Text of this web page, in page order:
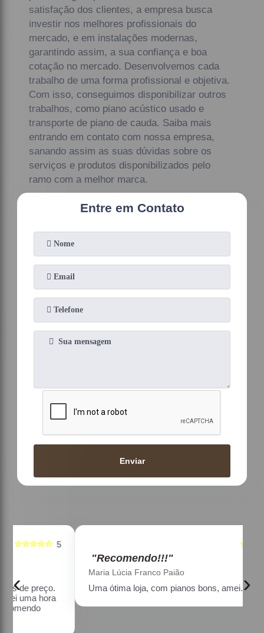
satisfação dos clientes, a empresa busca
investir nos melhores profissionais do
mercado, e em instalações modernas,
garantindo assim, a sua confiança e boa
cotação no mercado. Desenvolvemos cada
trabalho de uma forma profissional e objetiva.
Com isso, conseguimos disponibilizar outros
trabalhos, como piano acústico usado e
transporte de piano de cauda. Saiba mais
entrando em contato com nossa empresa,
sanando assim as suas dúvidas sobre os
serviços e produtos disponibilizados pelo
ramo com a melhor marca.
Entre em Contato
Enviar
"Recomendo!!!"
Maria Lúcia Franco Paião
Uma ótima loja, com pianos bons, amei.
‹ ›